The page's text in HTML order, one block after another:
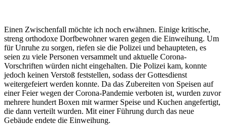
Einen Zwischenfall möchte ich noch erwähnen. Einige kritische,
streng orthodoxe Dorfbewohner waren gegen die Einweihung. Um
für Unruhe zu sorgen, riefen sie die Polizei und behaupteten, es
seien zu viele Personen versammelt und aktuelle Corona-
Vorschriften würden nicht eingehalten. Die Polizei kam, konnte
jedoch keinen Verstoß feststellen, sodass der Gottesdienst
weitergefeiert werden konnte. Da das Zubereiten von Speisen auf
einer Feier wegen der Corona-Pandemie verboten ist, wurden zuvor
mehrere hundert Boxen mit warmer Speise und Kuchen angefertigt,
die dann verteilt wurden. Mit einer Führung durch das neue
Gebäude endete die Einweihung.